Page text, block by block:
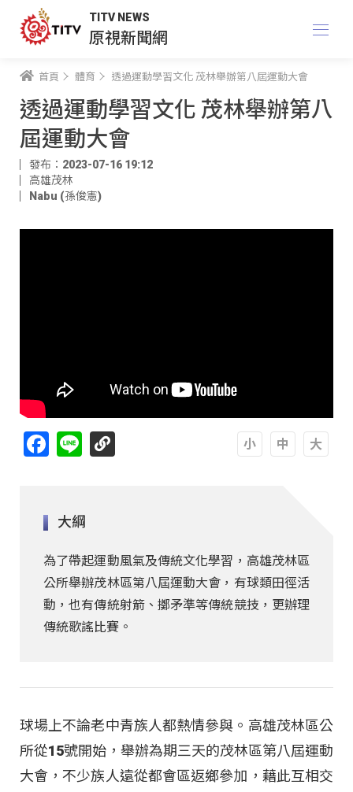
TITV NEWS
原視新聞網
首頁 體育 透過運動學習文化 茂林舉辦第八屆運動大會
透過運動學習文化 茂林舉辦第八
屆運動大會
發布：2023-07-16 19:12
高雄茂林
Nabu (孫俊憲)
Facebook
Line
大綱
為了帶起運動風氣及傳統文化學習，高雄茂林區
公所舉辦茂林區第八屆運動大會，有球類田徑活
動，也有傳統射箭、擲矛準等傳統競技，更辦理
傳統歌謠比賽。
球場上不論老中青族人都熱情參與。高雄茂林區公
所從15號開始，舉辦為期三天的茂林區第八屆運動
大會，不少族人遠從都會區返鄉參加，藉此互相交